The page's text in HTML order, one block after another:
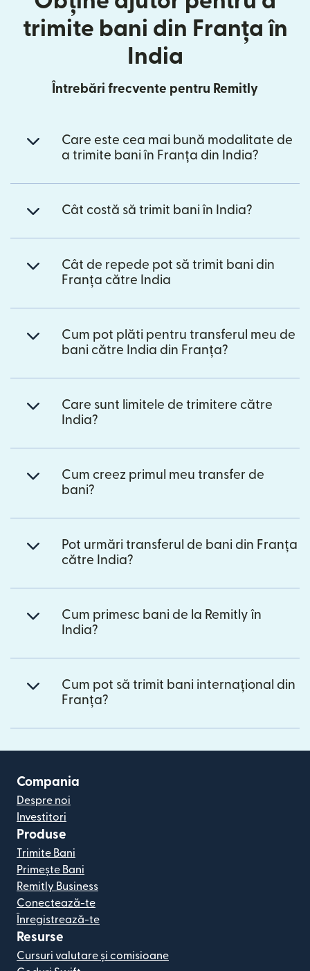
trimite bani din Franța în
India
Întrebări frecvente pentru Remitly
Care este cea mai bună modalitate de
a trimite bani în Franța din India?
Cât costă să trimit bani în India?
Cât de repede pot să trimit bani din
Franța către India
Cum pot plăti pentru transferul meu de
bani către India din Franța?
Care sunt limitele de trimitere către
India?
Cum creez primul meu transfer de
bani?
Pot urmări transferul de bani din Franța
către India?
Cum primesc bani de la Remitly în
India?
Cum pot să trimit bani internațional din
Franța?
Compania
Despre noi
Investitori
Produse
Trimite Bani
Primește Bani
Remitly Business
Conectează-te
Înregistrează-te
Resurse
Cursuri valutare și comisioane